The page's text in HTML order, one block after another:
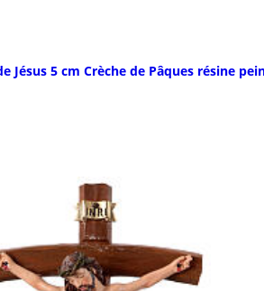
Jésus 5 cm Crèche de Pâques résine